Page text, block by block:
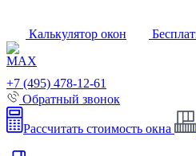
Калькулятор окон
+7 (495) 478-12-61
Обратный звонок
Рассчитать стоимость окна